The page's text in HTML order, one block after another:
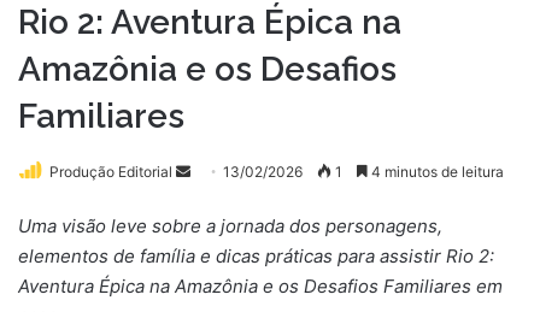
Rio 2: Aventura Épica na
Amazônia e os Desafios
Familiares
Produção Editorial
Mande
e-
mail
13/02/2026 1 4 minutos de leitura
Uma visão leve sobre a jornada dos personagens,
elementos de família e dicas práticas para assistir Rio 2:
Aventura Épica na Amazônia e os Desafios Familiares em